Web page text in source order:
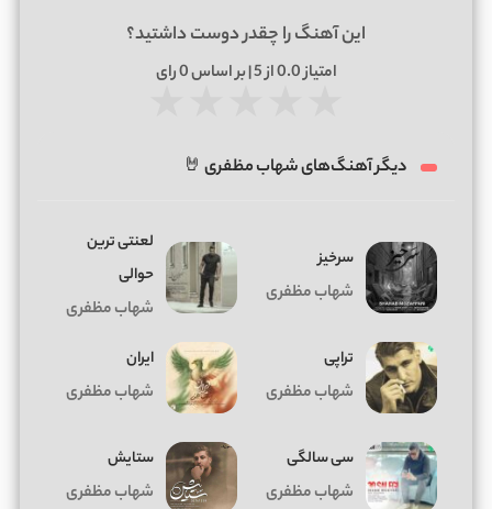
این آهنگ را چقدر دوست داشتید؟
امتیاز0.0از 5 | بر اساس 0رای
دیگر آهنگ‌های شهاب مظفری 🤘
سرخیز
شهاب مظفری
لعنتی ترین
حوالی
شهاب مظفری
تراپی
شهاب مظفری
ایران
شهاب مظفری
سی سالگی
شهاب مظفری
ستایش
شهاب مظفری